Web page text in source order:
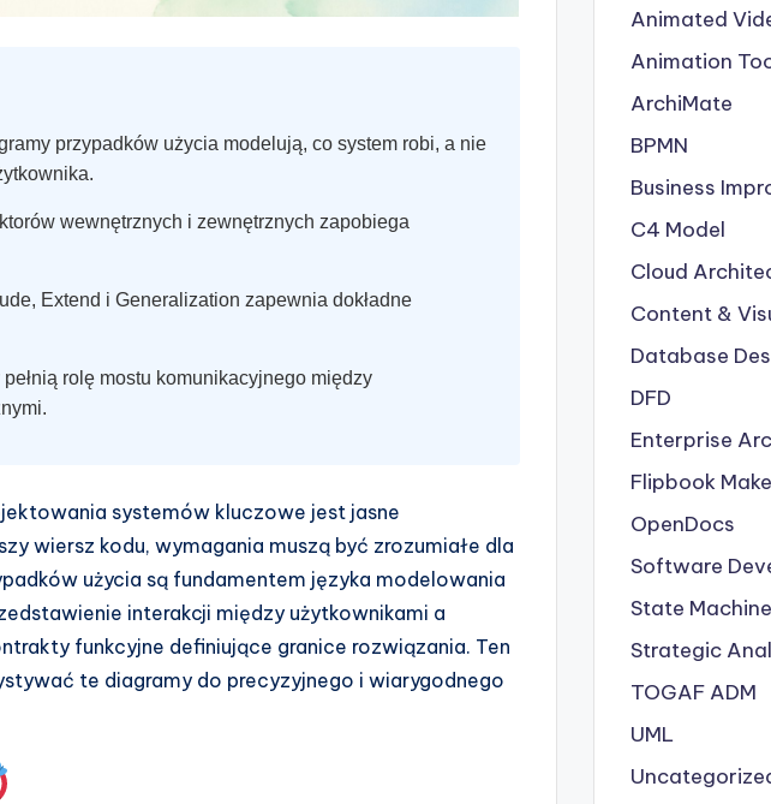
przypadków użycia modelują, co system robi, a nie
wewnętrznych i zewnętrznych zapobiega
Extend i Generalization zapewnia dokładne
pełnią rolę mostu komunikacyjnego między
systemów kluczowe jest jasne
wiersz kodu, wymagania muszą być zrozumiałe dla
użycia są fundamentem języka modelowania
interakcji między użytkownikami a
funkcyjne definiujące granice rozwiązania. Ten
te diagramy do precyzyjnego i wiarygodnego
Animated
Animation
ArchiMate
BPMN
Business
C4 Model
Cloud
Content &
Database
DFD
Enterprise
Flipbook
OpenDocs
Software
State
Strategic
TOGAF ADM
UML